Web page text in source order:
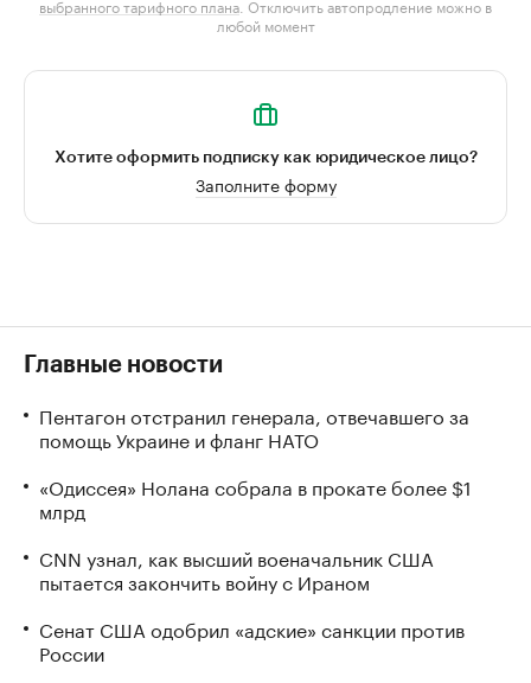
выбранного тарифного плана . Отключить автопродление можно в
любой момент
Хотите оформить подписку как юридическое лицо?
Заполните форму
Главные новости
Пентагон отстранил генерала, отвечавшего за
помощь Украине и фланг НАТО
«Одиссея» Нолана собрала в прокате более $1
млрд
CNN узнал, как высший военачальник США
пытается закончить войну с Ираном
Сенат США одобрил «адские» санкции против
России